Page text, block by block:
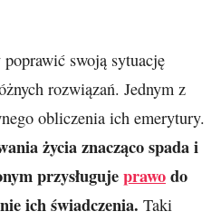
swoją sytuację
rozwiązań. Jednym z
obliczenia ich emerytury.
życia znacząco spada i
przysługujeprawodo
ich świadczenia. Taki